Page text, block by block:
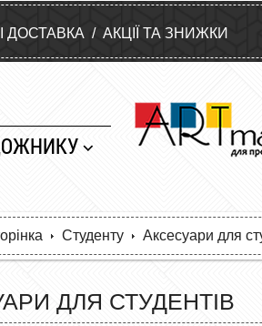
ДОСТАВКА / АКЦІЇ ТА ЗНИЖКИ
Студенту Аксесуари для
ДЛЯ СТУДЕНТІВ